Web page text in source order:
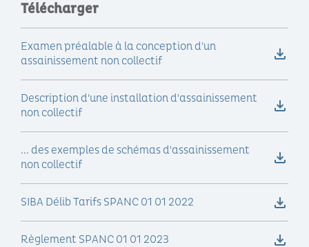
Télécharger
Examen préalable à la conception d'un
assainissement non collectif
Description d'une installation d'assainissement
non collectif
... des exemples de schémas d'assainissement
non collectif
SIBA Délib Tarifs SPANC 01 01 2022
Règlement SPANC 01 01 2023